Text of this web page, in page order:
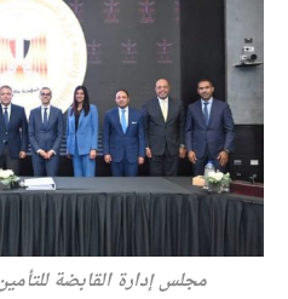
مجلس إدارة القابضة